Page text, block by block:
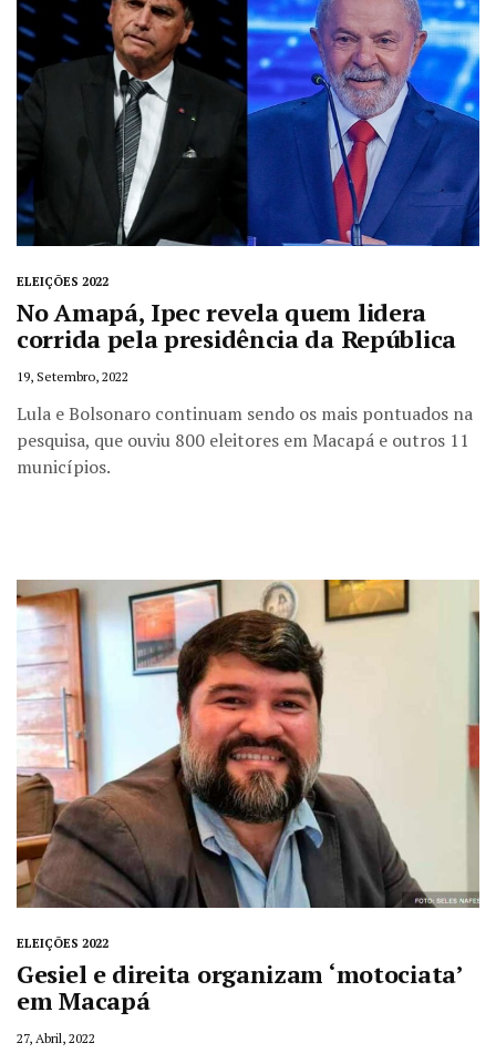
ELEIÇÕES 2022
No Amapá, Ipec revela quem lidera
corrida pela presidência da República
19, Setembro, 2022
Lula e Bolsonaro continuam sendo os mais pontuados na
pesquisa, que ouviu 800 eleitores em Macapá e outros 11
municípios.
ELEIÇÕES 2022
Gesiel e direita organizam ‘motociata’
em Macapá
27, Abril, 2022